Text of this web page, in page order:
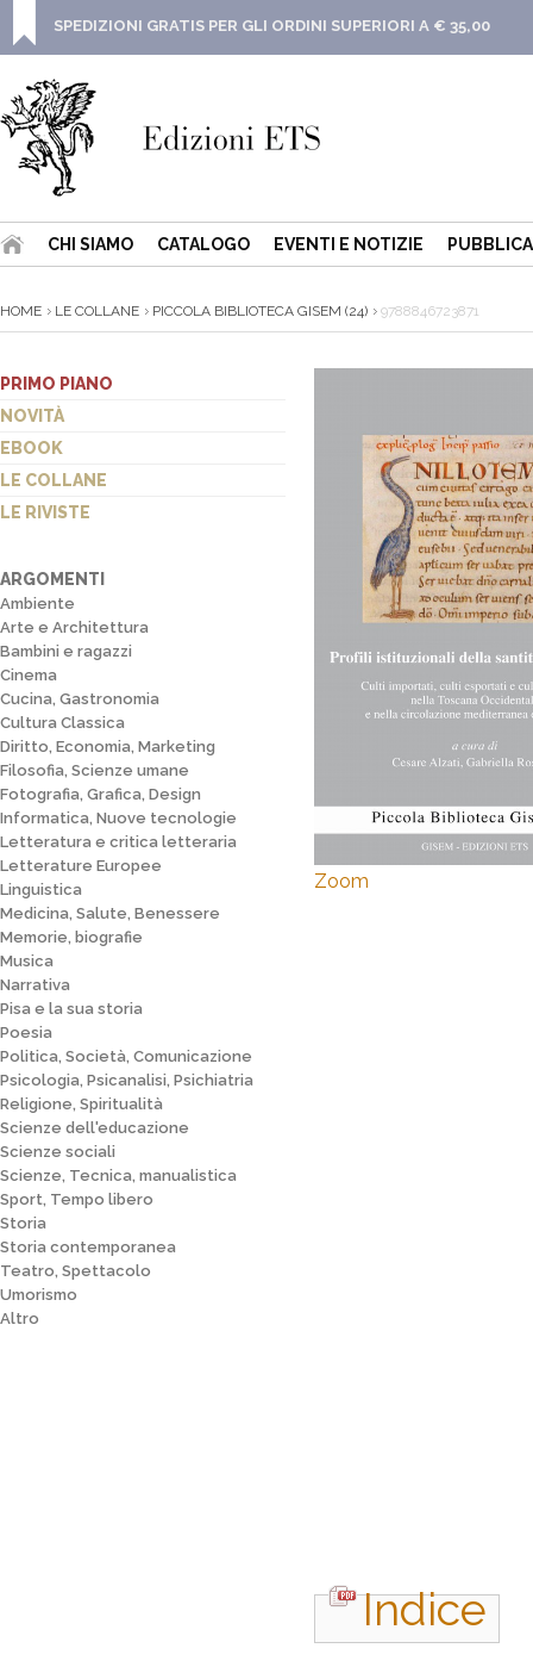
SPEDIZIONI GRATIS PER GLI ORDINI SUPERIORI A € 35,00
CHI SIAMO CATALOGO EVENTI E NOTIZIE
HOME LE COLLANE PICCOLA BIBLIOTECA GISEM (24) 9788846723871
PRIMO PIANO
NOVITÀ
EBOOK
LE COLLANE
LE RIVISTE
ARGOMENTI
Ambiente
Arte e Architettura
Bambini e ragazzi
Cinema
Cucina, Gastronomia
Cultura Classica
Diritto, Economia, Marketing
Filosofia, Scienze umane
Fotografia, Grafica, Design
Informatica, Nuove tecnologie
Letteratura e critica letteraria
Letterature Europee
Linguistica
Medicina, Salute, Benessere
Memorie, biografie
Musica
Narrativa
Pisa e la sua storia
Poesia
Politica, Società, Comunicazione
Psicologia, Psicanalisi, Psichiatria
Religione, Spiritualità
Scienze dell'educazione
Scienze sociali
Scienze, Tecnica, manualistica
Sport, Tempo libero
Storia
Storia contemporanea
Teatro, Spettacolo
Umorismo
Altro
Zoom
Indice